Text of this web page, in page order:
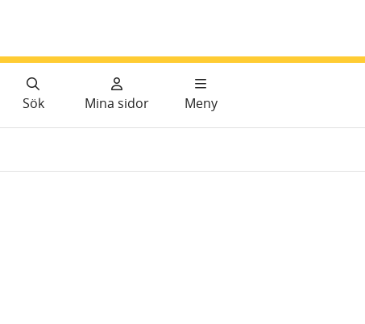
Sök Mina sidor Meny